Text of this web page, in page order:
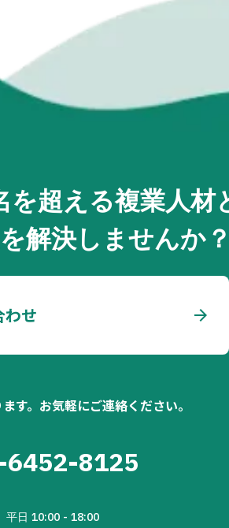
を超える複業人材
解決しませんか
わせ arrow_forward
す。お気軽にご連絡ください。
6452-8125
平日 10:00 - 18:00